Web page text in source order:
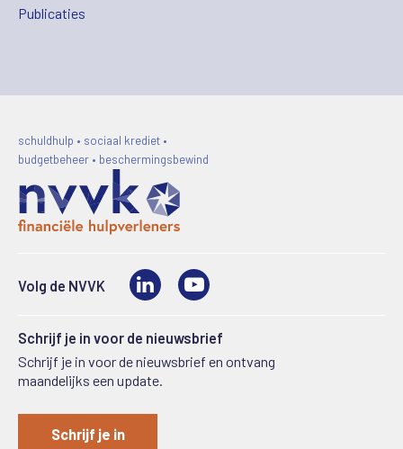
Publicaties
schuldhulp • sociaal krediet •
budgetbeheer • beschermingsbewind
Volg de NVVK LinkedIn
Schrijf je in voor de nieuwsbrief
Schrijf je in voor de nieuwsbrief en ontvang
maandelijks een update.
Schrijf je in